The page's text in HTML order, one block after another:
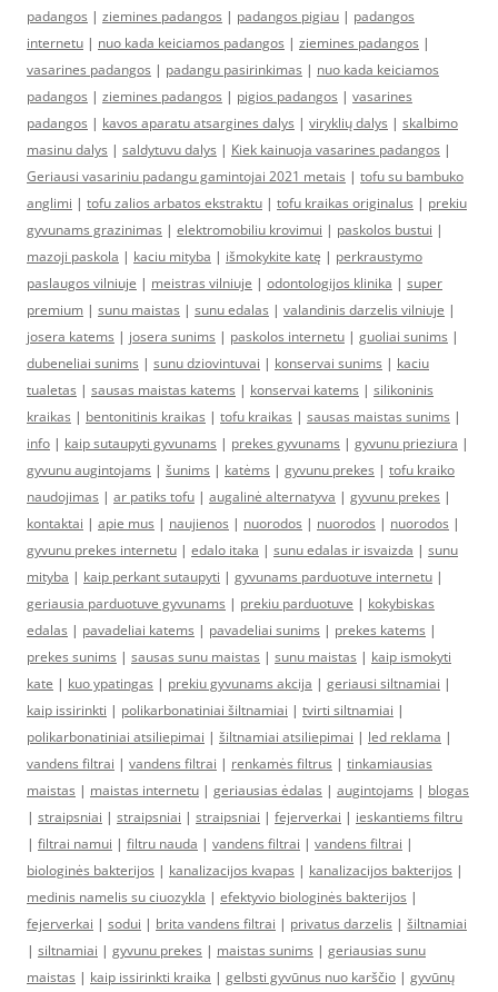
padangos | ziemines padangos | padangos pigiau | padangos
internetu | nuo kada keiciamos padangos | ziemines padangos |
vasarines padangos | padangu pasirinkimas | nuo kada keiciamos
padangos | ziemines padangos | pigios padangos | vasarines
padangos | kavos aparatu atsargines dalys | viryklių dalys | skalbimo
masinu dalys | saldytuvu dalys | Kiek kainuoja vasarines padangos |
Geriausi vasariniu padangu gamintojai 2021 metais | tofu su bambuko
anglimi | tofu zalios arbatos ekstraktu | tofu kraikas originalus | prekiu
gyvunams grazinimas | elektromobiliu krovimui | paskolos bustui |
mazoji paskola | kaciu mityba | išmokykite katę | perkraustymo
paslaugos vilniuje | meistras vilniuje | odontologijos klinika | super
premium | sunu maistas | sunu edalas | valandinis darzelis vilniuje |
josera katems | josera sunims | paskolos internetu | guoliai sunims |
dubeneliai sunims | sunu dziovintuvai | konservai sunims | kaciu
tualetas | sausas maistas katems | konservai katems | silikoninis
kraikas | bentonitinis kraikas | tofu kraikas | sausas maistas sunims |
info | kaip sutaupyti gyvunams | prekes gyvunams | gyvunu prieziura |
gyvunu augintojams | šunims | katėms | gyvunu prekes | tofu kraiko
naudojimas | ar patiks tofu | augalinė alternatyva | gyvunu prekes |
kontaktai | apie mus | naujienos | nuorodos | nuorodos | nuorodos |
gyvunu prekes internetu | edalo itaka | sunu edalas ir isvaizda | sunu
mityba | kaip perkant sutaupyti | gyvunams parduotuve internetu |
geriausia parduotuve gyvunams | prekiu parduotuve | kokybiskas
edalas | pavadeliai katems | pavadeliai sunims | prekes katems |
prekes sunims | sausas sunu maistas | sunu maistas | kaip ismokyti
kate | kuo ypatingas | prekiu gyvunams akcija | geriausi siltnamiai |
kaip issirinkti | polikarbonatiniai šiltnamiai | tvirti siltnamiai |
polikarbonatiniai atsiliepimai | šiltnamiai atsiliepimai | led reklama |
vandens filtrai | vandens filtrai | renkamės filtrus | tinkamiausias
maistas | maistas internetu | geriausias ėdalas | augintojams | blogas
| straipsniai | straipsniai | straipsniai | fejerverkai | ieskantiems filtru
| filtrai namui | filtru nauda | vandens filtrai | vandens filtrai |
biologinės bakterijos | kanalizacijos kvapas | kanalizacijos bakterijos |
medinis namelis su ciuozykla | efektyvio biologinės bakterijos |
fejerverkai | sodui | brita vandens filtrai | privatus darzelis | šiltnamiai
| siltnamiai | gyvunu prekes | maistas sunims | geriausias sunu
maistas | kaip issirinkti kraika | gelbsti gyvūnus nuo karščio | gyvūnų